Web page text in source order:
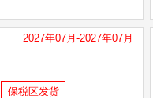
2027年07月-2027年07月
保税区发货